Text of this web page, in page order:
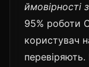
ймовірності
95% роботи
користувач